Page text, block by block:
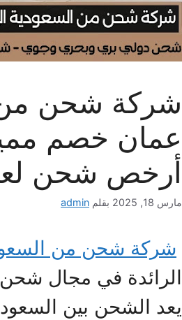
شركة شحن من
أرخص شحن
مارس 18, 2025 بقلم admin
شركة شحن من
الرائدة في مجال
يعد الشحن بين